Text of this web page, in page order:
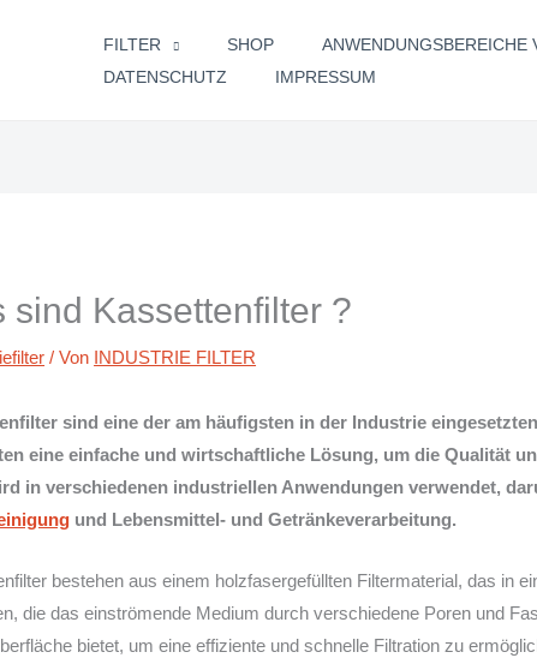
FILTER SHOP ANWENDUNGSBEREICHE
DATENSCHUTZ
IMPRESSUM
sind Kassettenfilter ?
/ Von INDUSTRIE FILTER
sind eine der am häufigsten in der Industrie
eine einfache und wirtschaftliche Lösung, um die Qualität
in verschiedenen industriellen Anwendungen verwendet,
und Lebensmittel- und Getränkeverarbeitung.
bestehen aus einem holzfasergefüllten Filtermaterial, das in
die das einströmende Medium durch verschiedene Poren und
bietet, um eine effiziente und schnelle Filtration zu